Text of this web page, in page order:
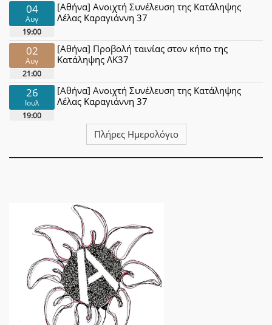
04
Αυγ
19:00
[Αθήνα] Ανοιχτή Συνέλευση της Κατάληψης
Λέλας Καραγιάννη 37
02
Αυγ
21:00
[Αθήνα] Προβολή ταινίας στον κήπο της
Κατάληψης ΛΚ37
26
Ιουλ
19:00
[Αθήνα] Ανοιχτή Συνέλευση της Κατάληψης
Λέλας Καραγιάννη 37
Πλήρες Ημερολόγιο